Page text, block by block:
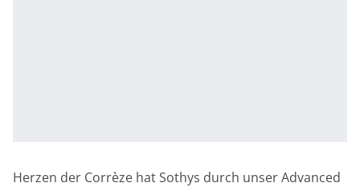
Herzen der Corrèze hat Sothys durch unser Advanced